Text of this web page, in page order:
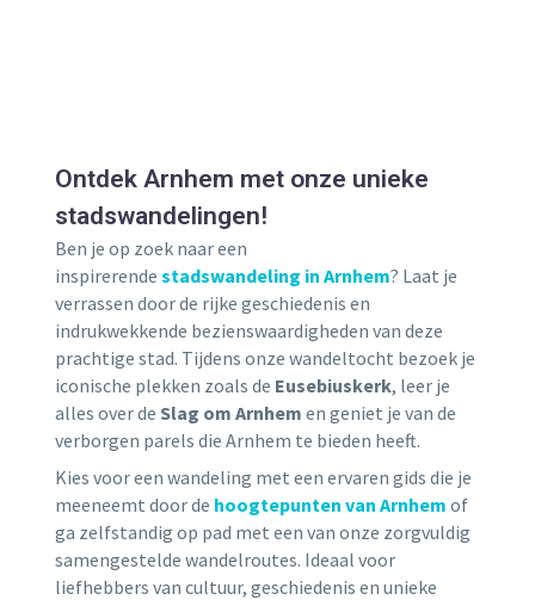
Ontdek Arnhem met onze unieke
stadswandelingen!
Ben je op zoek naar een
inspirerende stadswandeling in Arnhem? Laat je
verrassen door de rijke geschiedenis en
indrukwekkende bezienswaardigheden van deze
prachtige stad. Tijdens onze wandeltocht bezoek je
iconische plekken zoals de Eusebiuskerk, leer je
alles over de Slag om Arnhem en geniet je van de
verborgen parels die Arnhem te bieden heeft.
Kies voor een wandeling met een ervaren gids die je
meeneemt door de hoogtepunten van Arnhem of
ga zelfstandig op pad met een van onze zorgvuldig
samengestelde wandelroutes. Ideaal voor
liefhebbers van cultuur, geschiedenis en unieke